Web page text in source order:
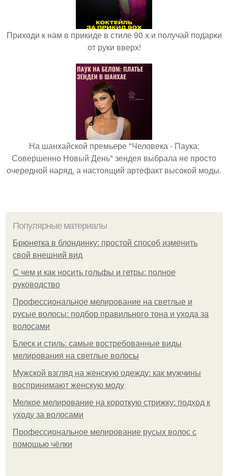
Приходи к нам в прикиде в стиле 90 х и получай подарки
от руки вверх!
На шанхайской премьере "Человека - Паука:
Совершенно Новый День" зендея выбрала не просто
очередной наряд, а настоящий артефакт высокой моды.
Популярные материалы
Брюнетка в блондинку: простой способ изменить
свой внешний вид
С чем и как носить гольфы и гетры: полное
руководство
Профессиональное мелирование на светлые и
русые волосы: подбор правильного тона и ухода за
волосами
Блеск и стиль: самые востребованные виды
мелирования на светлые волосы
Мужской взгляд на женскую одежду: как мужчины
воспринимают женскую моду
Мелкое мелирование на короткую стрижку: подход к
уходу за волосами
Профессиональное мелирование русых волос с
помощью чёлки